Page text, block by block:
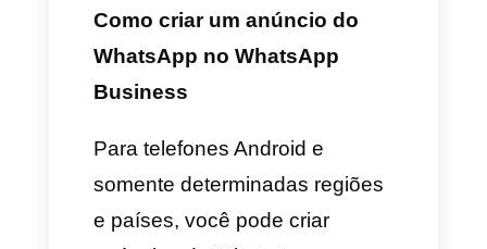
o algum tipo de serviço.
Esse tipo de anúncios tem uma
alta taxa de resposta e rompe o
esquema tradicional de reunir